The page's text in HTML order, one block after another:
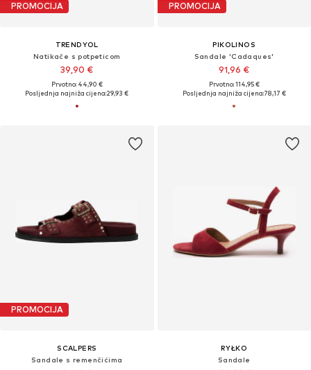
PROMOCIJA
TRENDYOL
Natikače s potpeticom
39,90 €
Prvotno: 44,90 €
Posljednja najniža cijena:29,93 €
PROMOCIJA
PIKOLINOS
Sandale 'Cadaques'
91,96 €
Prvotno: 114,95 €
Posljednja najniža cijena:78,17 €
PROMOCIJA
SCALPERS
Sandale s remenčićima
RYŁKO
Sandale